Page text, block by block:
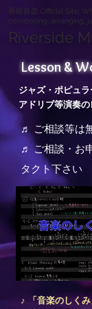
香取良彦 Official Site:
composing, arranging,
Riverside
Lesson &
ジャズ・ポピュラ
アドリブ等演奏
♬ ご相談等は
♬ ご相談・お
タクト下さい
♪ 「音楽のしく